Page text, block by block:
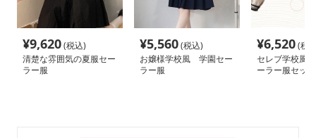
¥9,620(税込)
清楚な雰囲気の夏服セー
ラー服
¥5,560(税込)
お嬢様学校風 学園セー
ラー服
¥6,520(税
セレブ学校風
ーラー服セット